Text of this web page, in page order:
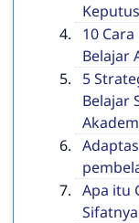
10
Belajar
5
Belajar
Apa itu
Sifatnya